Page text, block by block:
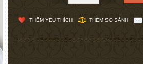
THÊM YÊU THÍCH THÊM SO SÁNH